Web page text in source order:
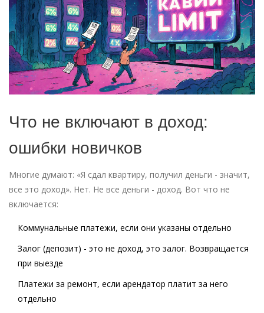
Что не включают в доход:
ошибки новичков
Многие думают: «Я сдал квартиру, получил деньги - значит,
все это доход». Нет. Не все деньги - доход. Вот что не
включается:
Коммунальные платежи, если они указаны отдельно
Залог (депозит) - это не доход, это залог. Возвращается
при выезде
Платежи за ремонт, если арендатор платит за него
отдельно